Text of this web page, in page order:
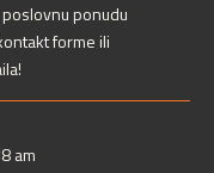
ponudu
forme ili
am